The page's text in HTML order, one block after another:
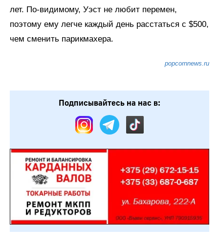
лет. По-видимому, Уэст не любит перемен,
поэтому ему легче каждый день расстаться с $500,
чем сменить парикмахера.
popcornnews.ru
Подписывайтесь на нас в: